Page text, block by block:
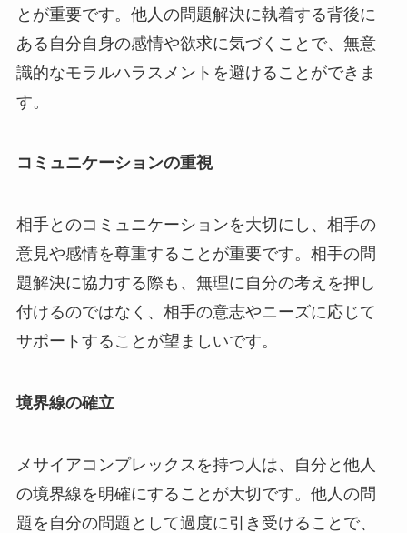
とが重要です。他人の問題解決に執着する背後に
ある自分自身の感情や欲求に気づくことで、無意
識的なモラルハラスメントを避けることができま
す。
コミュニケーションの重視
相手とのコミュニケーションを大切にし、相手の
意見や感情を尊重することが重要です。相手の問
題解決に協力する際も、無理に自分の考えを押し
付けるのではなく、相手の意志やニーズに応じて
サポートすることが望ましいです。
境界線の確立
メサイアコンプレックスを持つ人は、自分と他人
の境界線を明確にすることが大切です。他人の問
題を自分の問題として過度に引き受けることで、